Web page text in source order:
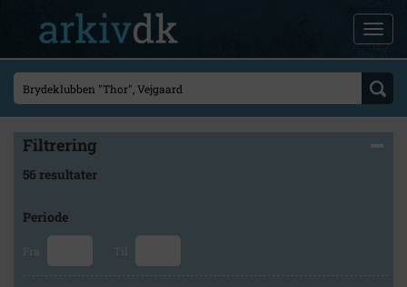
Filtrering
56 resultater
Periode
Fra Til